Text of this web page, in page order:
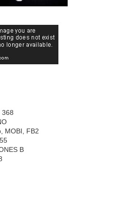
368
MOBI, FB2
B